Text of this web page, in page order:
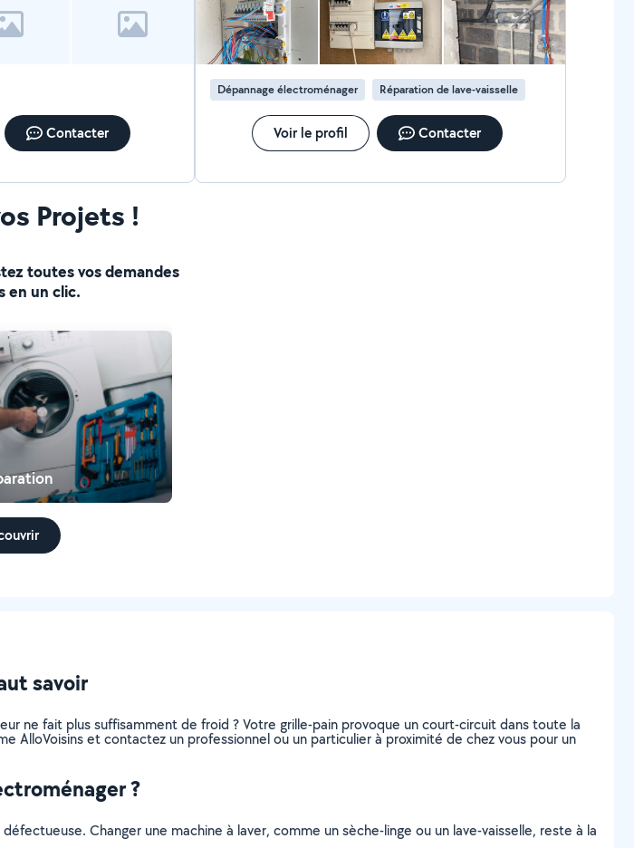
Contacter
Dépannage électroménager Réparation de lave-vaisselle
Voir le profil Contacter
Projets !
toutes vos demandes
en un clic.
savoir
ne fait plus suffisamment de froid ? Votre grille-pain provoque un court-circuit dans toute la
AlloVoisins et contactez un professionnel ou un particulier à proximité de chez vous pour un
?
Changer une machine à laver, comme un sèche-linge ou un lave-vaisselle, reste à la